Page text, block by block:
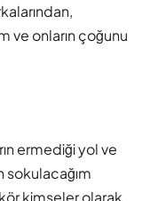
ve onların çoğunu
ermediği yol ve
sokulacağım
kimseler olarak